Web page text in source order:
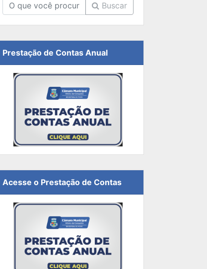
Buscar
Prestação de Contas Anual
Acesse o Prestação de Contas